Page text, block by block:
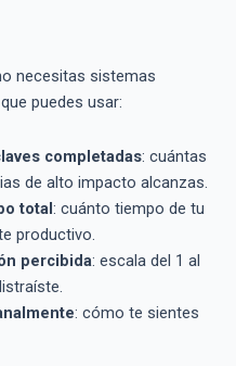
necesitas sistemas
puedes usar:
completadas: cuántas
de alto impacto alcanzas.
total: cuánto tiempo de tu
productivo.
percibida: escala del 1 al
: cómo te sientes